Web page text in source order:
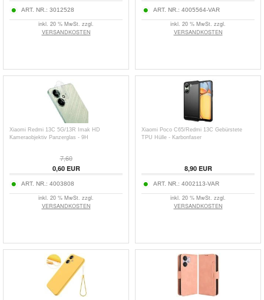
ART. NR.: 3012528
inkl. 20 % MwSt. zzgl.
VERSANDKOSTEN
ART. NR.: 4005564-VAR
inkl. 20 % MwSt. zzgl.
VERSANDKOSTEN
Xiaomi Redmi 13C 5G/13R Imak HD
Kameraobjektiv Panzerglas - 9H
7,60
0,60EUR
ART. NR.: 4003808
inkl. 20 % MwSt. zzgl.
VERSANDKOSTEN
Xiaomi Poco C65/Redmi 13C Gebürstete
TPU Hülle - Karbonfaser
8,90EUR
ART. NR.: 4002113-VAR
inkl. 20 % MwSt. zzgl.
VERSANDKOSTEN